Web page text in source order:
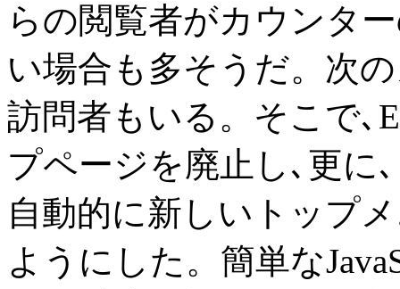
らの閲覧者がカウンタ
い場合も多そうだ。次
訪問者もいる。そこで､
プページを廃止し､更に
自動的に新しいトップ
ようにした。簡単な